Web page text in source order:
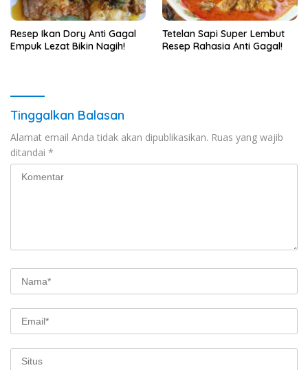
Resep Ikan Dory Anti Gagal
Empuk Lezat Bikin Nagih!
Tetelan Sapi Super Lembut
Resep Rahasia Anti Gagal!
Tinggalkan Balasan
Alamat email Anda tidak akan dipublikasikan. Ruas yang wajib
ditandai *